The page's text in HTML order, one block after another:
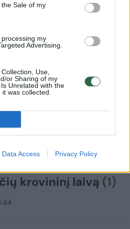
Sale of my
my
Advertising.
Use,
or Sharing of my
Unrelated with the
was collected.
Data Access Privacy Policy
krovininį laivą (1)